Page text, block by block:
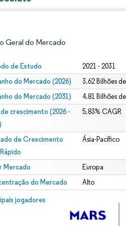
Geral do Mercado
de Estudo 2021 - 2031
do Mercado (2026) 3.62 Bilhões
do Mercado (2031) 4.81 Bilhões
de crescimento (2026 -
5.83% CAGR
de Crescimento
Ásia-Pacífico
Mercado Europa
do Mercado Alto
jogadores
© Mordor Intelligence. O reuso requer
conforme CC BY 4.0.